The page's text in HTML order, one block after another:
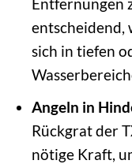
entscheidend,
sich in tiefen
Angeln in
Rückgrat der
nötige Kraft,